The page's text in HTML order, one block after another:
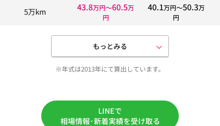
5万km 43.8万円〜60.5万
円
40.1万円〜50.3万
円
もっとみる
※年式は2013年にて算出しています。
LINEで
相場情報･新着実績を受け取る